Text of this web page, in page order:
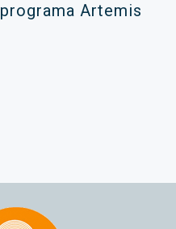
programa Artemis